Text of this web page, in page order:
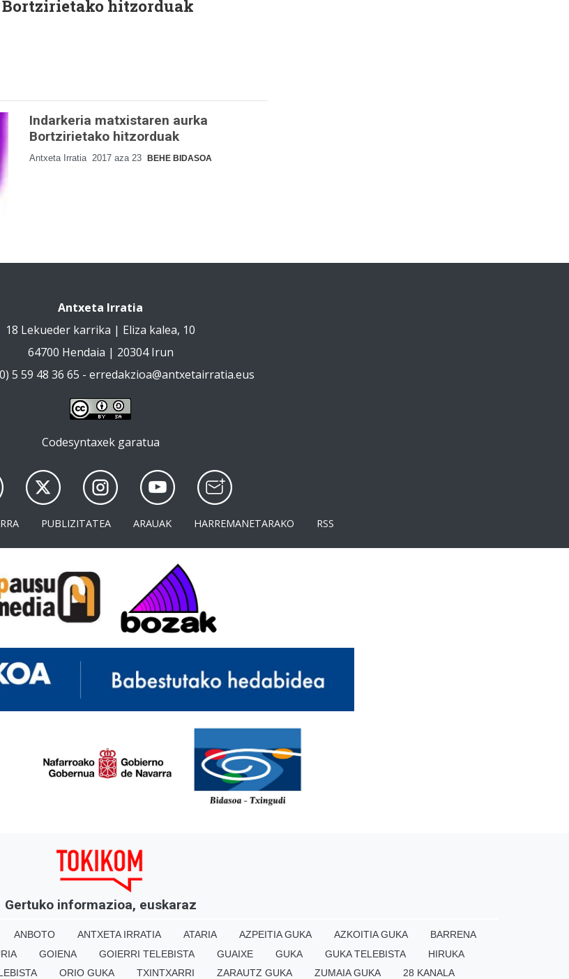
hitzorduak
Indarkeria matxistaren aurka
Bortzirietako hitzorduak
Antxeta Irratia 2017 aza 23 BEHE BIDASOA
Antxeta Irratia
18 Lekueder karrika | Eliza kalea, 10
64700 Hendaia | 20304 Irun
5 59 48 36 65 - erredakzioa@antxetairratia.eus
Codesyntaxek garatua
PUBLIZITATEA ARAUAK HARREMANETARAKO RSS
Gertuko informazioa, euskaraz
ANBOTO ANTXETA IRRATIA ATARIA AZPEITIA GUKA AZKOITIA GUKA
BARRENA
GOIENA GOIERRI TELEBISTA GUAIXE GUKA GUKA TELEBISTA
HIRUKA
ORIO GUKA TXINTXARRI ZARAUTZ GUKA ZUMAIA GUKA 28 KANALA